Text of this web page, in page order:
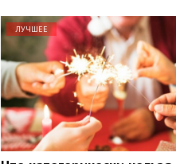
ЛУЧШЕЕ